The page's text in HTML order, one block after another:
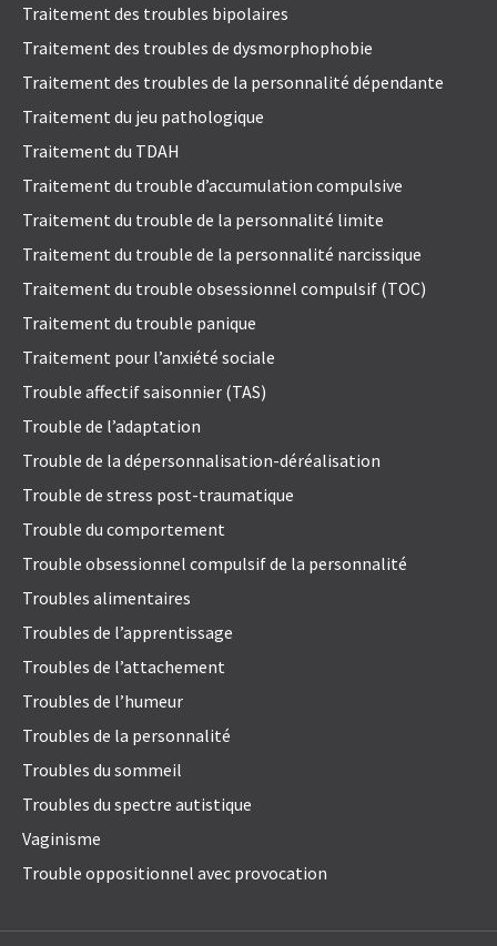
Traitement des troubles bipolaires
Traitement des troubles de dysmorphophobie
Traitement des troubles de la personnalité dépendante
Traitement du jeu pathologique
Traitement du TDAH
Traitement du trouble d’accumulation compulsive
Traitement du trouble de la personnalité limite
Traitement du trouble de la personnalité narcissique
Traitement du trouble obsessionnel compulsif (TOC)
Traitement du trouble panique
Traitement pour l’anxiété sociale
Trouble affectif saisonnier (TAS)
Trouble de l’adaptation
Trouble de la dépersonnalisation-déréalisation
Trouble de stress post-traumatique
Trouble du comportement
Trouble obsessionnel compulsif de la personnalité
Troubles alimentaires
Troubles de l’apprentissage
Troubles de l’attachement
Troubles de l’humeur
Troubles de la personnalité
Troubles du sommeil
Troubles du spectre autistique
Vaginisme
Trouble oppositionnel avec provocation